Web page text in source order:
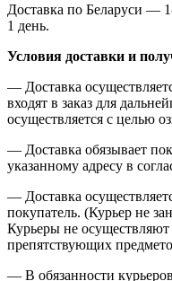
Доставка по Беларуси —
1 день.
Условия доставки и
— Доставка
входят в заказ для
осуществляется с целью
— Доставка обязывает
указанному адресу в
— Доставка
покупатель. (Курьер не
Курьеры не
препятствующих
— В обязанности